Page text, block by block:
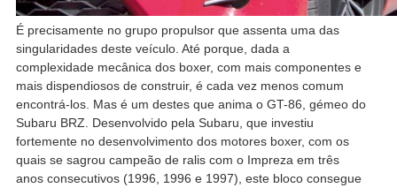
É precisamente no grupo propulsor que assenta uma das
singularidades deste veículo. Até porque, dada a
complexidade mecânica dos boxer, com mais componentes e
mais dispendiosos de construir, é cada vez menos comum
encontrá-los. Mas é um destes que anima o GT-86, gémeo do
Subaru BRZ. Desenvolvido pela Subaru, que investiu
fortemente no desenvolvimento dos motores boxer, com os
quais se sagrou campeão de ralis com o Impreza em três
anos consecutivos (1996, 1996 e 1997), este bloco consegue